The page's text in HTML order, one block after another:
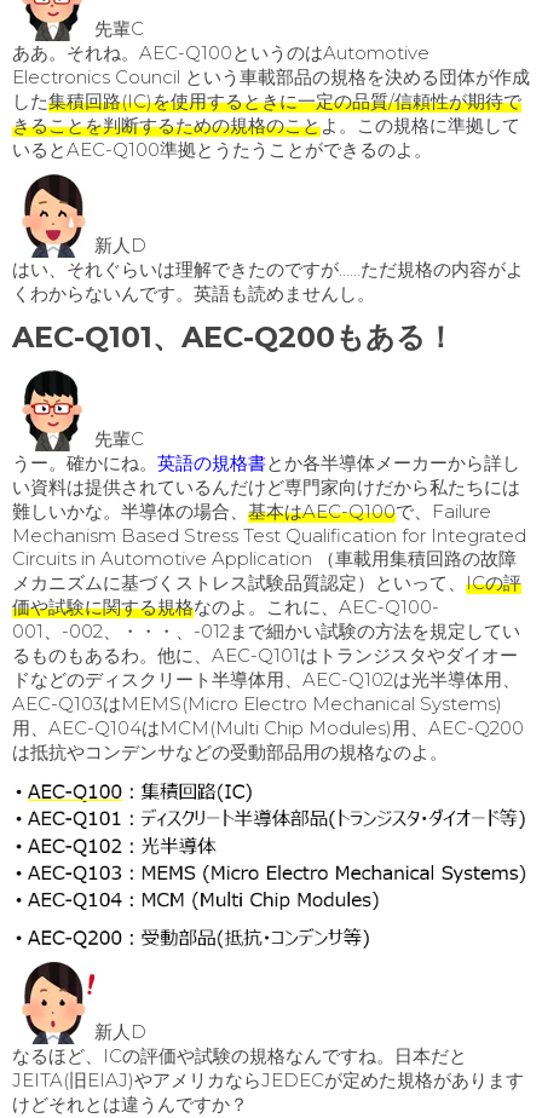
先輩C
ああ。それね。AEC-Q100というのはAutomotive
Electronics Council という車載部品の規格を決める団体が作成
した集積回路(IC)を使用するときに一定の品質/信頼性が期待で
きることを判断するための規格のことよ。この規格に準拠して
いるとAEC-Q100準拠とうたうことができるのよ。
新人D
はい、それぐらいは理解できたのですが……ただ規格の内容がよ
くわからないんです。英語も読めませんし。
AEC-Q101、AEC-Q200もある！
先輩C
うー。確かにね。 英語の規格書とか各半導体メーカーから詳し
い資料は提供されているんだけど専門家向けだから私たちには
難しいかな。半導体の場合、 基本はAEC-Q100で、Failure
Mechanism Based Stress Test Qualification for Integrated
Circuits in Automotive Application （車載用集積回路の故障
メカニズムに基づくストレス試験品質認定）といって、 ICの評
価や試験に関する規格なのよ。これに、AEC-Q100-
001、-002、・・・、-012まで細かい試験の方法を規定してい
るものもあるわ。他に、AEC-Q101はトランジスタやダイオー
ドなどのディスクリート半導体用、AEC-Q102は光半導体用、
AEC-Q103はMEMS(Micro Electro Mechanical Systems)
用、AEC-Q104はMCM(Multi Chip Modules)用、AEC-Q200
は抵抗やコンデンサなどの受動部品用の規格なのよ。
新人D
なるほど、ICの評価や試験の規格なんですね。日本だと
JEITA(旧EIAJ)やアメリカならJEDECが定めた規格があります
けどそれとは違うんですか？